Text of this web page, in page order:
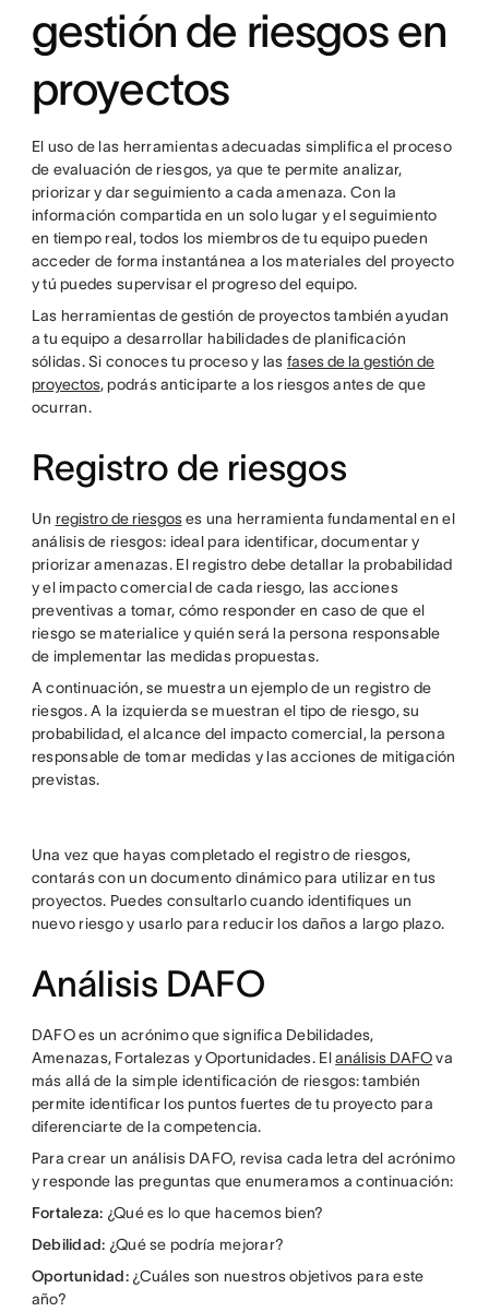
gestión de riesgos en
proyectos
El uso de las herramientas adecuadas simplifica el proceso
de evaluación de riesgos, ya que te permite analizar,
priorizar y dar seguimiento a cada amenaza. Con la
información compartida en un solo lugar y el seguimiento
en tiempo real, todos los miembros de tu equipo pueden
acceder de forma instantánea a los materiales del proyecto
y tú puedes supervisar el progreso del equipo.
Las herramientas de gestión de proyectos también ayudan
a tu equipo a desarrollar habilidades de planificación
sólidas. Si conoces tu proceso y lasfases de la gestión de
proyectos, podrás anticiparte a los riesgos antes de que
ocurran.
Registro de riesgos
Un registro de riesgoses una herramienta fundamental en el
análisis de riesgos: ideal para identificar, documentar y
priorizar amenazas. El registro debe detallar la probabilidad
y el impacto comercial de cada riesgo, las acciones
preventivas a tomar, cómo responder en caso de que el
riesgo se materialice y quién será la persona responsable
de implementar las medidas propuestas.
A continuación, se muestra un ejemplo de un registro de
riesgos. A la izquierda se muestran el tipo de riesgo, su
probabilidad, el alcance del impacto comercial, la persona
responsable de tomar medidas y las acciones de mitigación
previstas.
Una vez que hayas completado el registro de riesgos,
contarás con un documento dinámico para utilizar en tus
proyectos. Puedes consultarlo cuando identifiques un
nuevo riesgo y usarlo para reducir los daños a largo plazo.
Análisis DAFO
DAFO es un acrónimo que significa Debilidades,
Amenazas, Fortalezas y Oportunidades. Elanálisis DAFOva
más allá de la simple identificación de riesgos: también
permite identificar los puntos fuertes de tu proyecto para
diferenciarte de la competencia.
Para crear un análisis DAFO, revisa cada letra del acrónimo
y responde las preguntas que enumeramos a continuación:
Fortaleza: ¿Qué es lo que hacemos bien?
Debilidad: ¿Qué se podría mejorar?
Oportunidad: ¿Cuáles son nuestros objetivos para este
año?